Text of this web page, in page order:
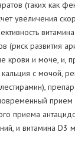
(таких как
увеличения
(риск развития
крови и моче,
с мочой,
приема
витамина D3